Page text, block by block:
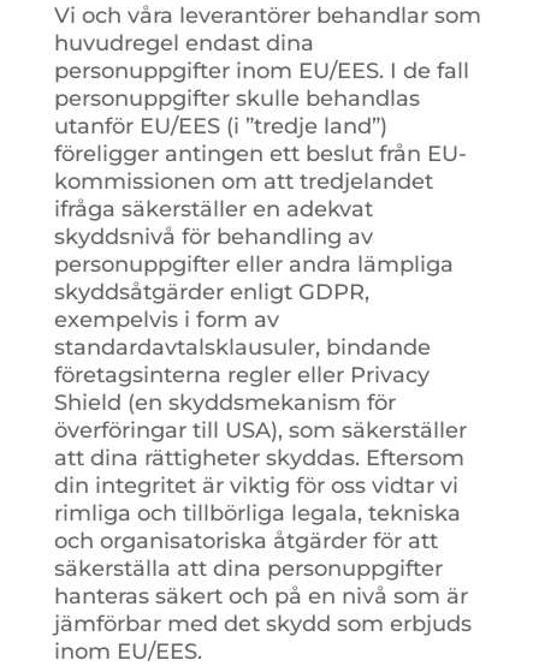
Vi och våra leverantörer behandlar som
huvudregel endast dina
personuppgifter inom EU/EES. I de fall
personuppgifter skulle behandlas
utanför EU/EES (i ”tredje land”)
föreligger antingen ett beslut från EU-
kommissionen om att tredjelandet
ifråga säkerställer en adekvat
skyddsnivå för behandling av
personuppgifter eller andra lämpliga
skyddsåtgärder enligt GDPR,
exempelvis i form av
standardavtalsklausuler, bindande
företagsinterna regler eller Privacy
Shield (en skyddsmekanism för
överföringar till USA), som säkerställer
att dina rättigheter skyddas. Eftersom
din integritet är viktig för oss vidtar vi
rimliga och tillbörliga legala, tekniska
och organisatoriska åtgärder för att
säkerställa att dina personuppgifter
hanteras säkert och på en nivå som är
jämförbar med det skydd som erbjuds
inom EU/EES.